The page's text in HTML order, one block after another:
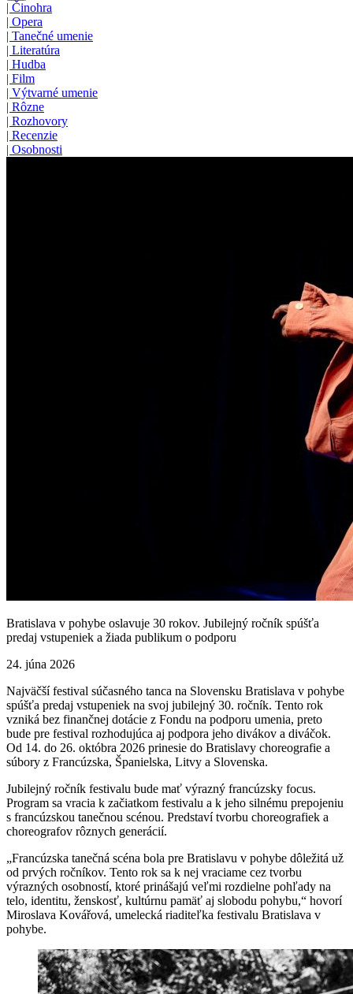
| Činohra
| Opera
| Tanečné umenie
| Literatúra
| Hudba
| Film
| Výtvarné umenie
| Rôzne
| Rozhovory
| Recenzie
| Osobnosti
Bratislava v pohybe oslavuje 30 rokov. Jubilejný ročník spúšťa
predaj vstupeniek a žiada publikum o podporu
24. júna 2026
Najväčší festival súčasného tanca na Slovensku Bratislava v pohybe
spúšťa predaj vstupeniek na svoj jubilejný 30. ročník. Tento rok
vzniká bez finančnej dotácie z Fondu na podporu umenia, preto
bude pre festival rozhodujúca aj podpora jeho divákov a diváčok.
Od 14. do 26. októbra 2026 prinesie do Bratislavy choreografie a
súbory z Francúzska, Španielska, Litvy a Slovenska.
Jubilejný ročník festivalu bude mať výrazný francúzsky focus.
Program sa vracia k začiatkom festivalu a k jeho silnému prepojeniu
s francúzskou tanečnou scénou. Predstaví tvorbu choreografiek a
choreografov rôznych generácií.
„Francúzska tanečná scéna bola pre Bratislavu v pohybe dôležitá už
od prvých ročníkov. Tento rok sa k nej vraciame cez tvorbu
výrazných osobností, ktoré prinášajú veľmi rozdielne pohľady na
telo, identitu, ženskosť, kultúrnu pamäť aj slobodu pohybu,“ hovorí
Miroslava Kovářová, umelecká riaditeľka festivalu Bratislava v
pohybe.